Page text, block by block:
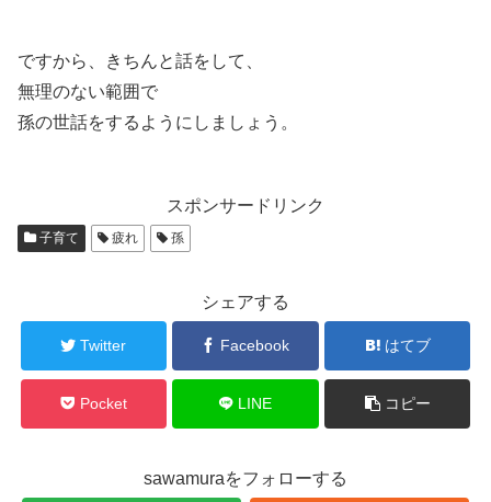
ですから、きちんと話をして、
無理のない範囲で
孫の世話をするようにしましょう。
スポンサードリンク
子育て 疲れ 孫
シェアする
Twitter Facebook はてブ
Pocket LINE コピー
sawamuraをフォローする